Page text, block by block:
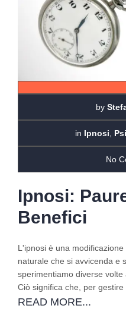
by
in Ipnosi
No
Ipnosi:
Benefici
L'ipnosi è una
naturale che si avvicenda e
sperimentiamo diverse volte
Ciò significa che, per gestire
READ MORE...